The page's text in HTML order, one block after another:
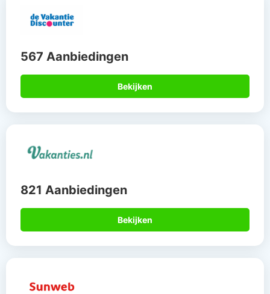
567 Aanbiedingen
Bekijken
821 Aanbiedingen
Bekijken